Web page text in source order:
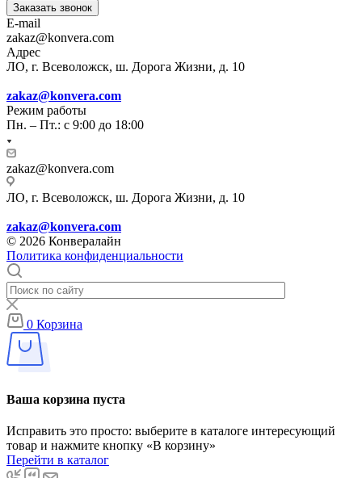
Заказать звонок
E-mail
zakaz@konvera.com
Адрес
ЛО, г. Всеволожск, ш. Дорога Жизни, д. 10
zakaz@konvera.com
Режим работы
Пн. – Пт.: с 9:00 до 18:00
zakaz@konvera.com
ЛО, г. Всеволожск, ш. Дорога Жизни, д. 10
zakaz@konvera.com
© 2026 Конвералайн
Политика конфиденциальности
0 Корзина
Ваша корзина пуста
Исправить это просто: выберите в каталоге интересующий
товар и нажмите кнопку «В корзину»
Перейти в каталог